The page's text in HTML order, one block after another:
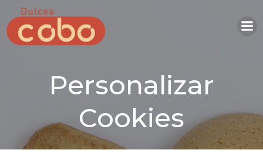
Personalizar
Cookies